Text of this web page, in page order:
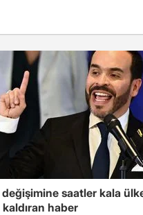
değişimine saatler kala
haber